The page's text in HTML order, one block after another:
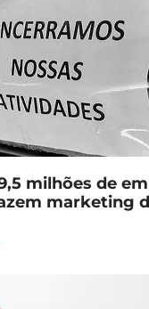
milhões de
marketing